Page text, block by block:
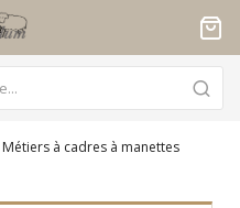
Métiers à cadres à manettes